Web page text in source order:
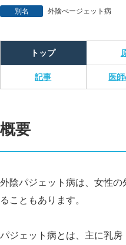
別名 外陰ぺージェット病
トップ
記事 医
概要
外陰パジェット病は、女性の
ることもあります。
パジェット病とは、主に乳